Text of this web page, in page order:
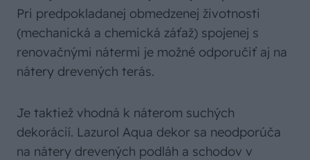
Pri predpokladanej obmedzenej životnosti
(mechanická a chemická záťaž) spojenej s
renovačnými nátermi je možné odporučiť aj na
nátery drevených terás.
Je taktiež vhodná k náterom suchých
dekorácií. Lazurol Aqua dekor sa neodporúča
na nátery drevených podláh a schodov v